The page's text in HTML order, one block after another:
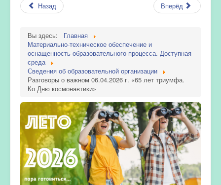
Назад Вперёд
Вы здесь:
Главная
Материально-техническое обеспечение и
оснащенность образовательного процесса. Доступная
среда
Сведения об образовательной организации
Разговоры о важном 06.04.2026 г. «65 лет триумфа.
Ко Дню космонавтики»